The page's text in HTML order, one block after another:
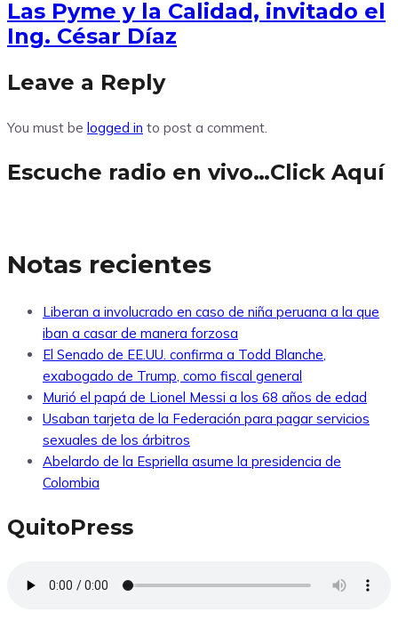
Las Pyme y la Calidad, invitado el
Ing. César Díaz
Leave a Reply
You must be logged in to post a comment.
Escuche radio en vivo…Click Aquí
Notas recientes
Liberan a involucrado en caso de niña peruana a la que
iban a casar de manera forzosa
El Senado de EE.UU. confirma a Todd Blanche,
exabogado de Trump, como fiscal general
Murió el papá de Lionel Messi a los 68 años de edad
Usaban tarjeta de la Federación para pagar servicios
sexuales de los árbitros
Abelardo de la Espriella asume la presidencia de
Colombia
QuitoPress